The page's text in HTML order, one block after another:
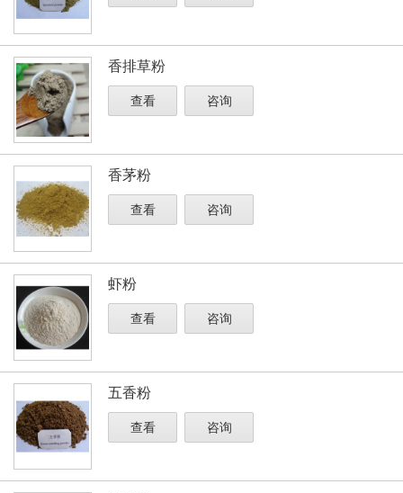
香排草粉
查看 咨询
香茅粉
查看 咨询
虾粉
查看 咨询
五香粉
查看 咨询